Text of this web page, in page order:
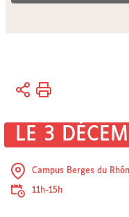
Vous
Accueil
LE 3
Campus Berges du
11h-15h